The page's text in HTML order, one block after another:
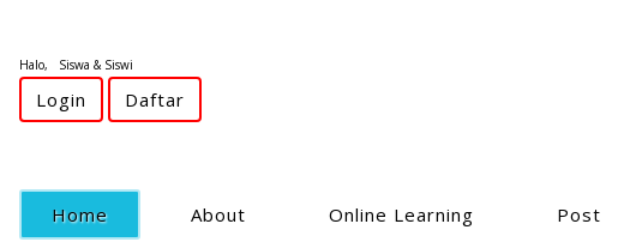
Halo, Siswa & Siswi
Login Daftar
Home(current) About Online Learning Post